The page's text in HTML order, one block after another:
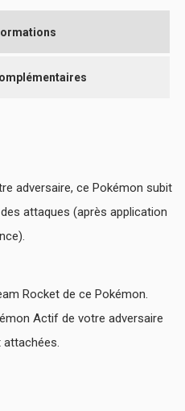
adversaire, ce Pokémon subit
attaques (après application
Rocket de ce Pokémon.
Actif de votre adversaire